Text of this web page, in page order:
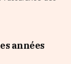
années